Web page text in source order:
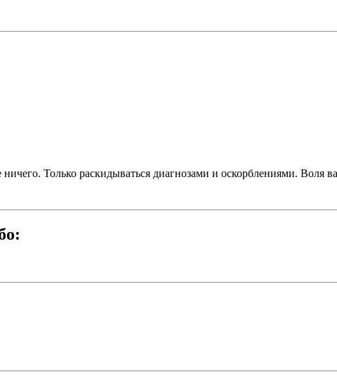
ничего. Только раскидываться диагнозами и оскорблениями. Воля